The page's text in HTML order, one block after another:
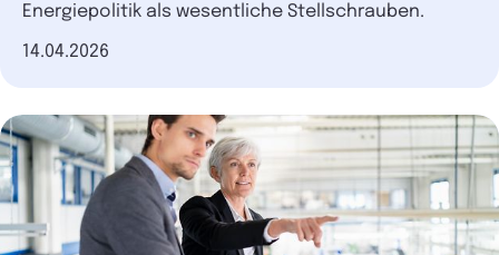
Energiepolitik als wesentliche Stellschrauben.
Datum der Veröffentlichung
14.04.2026